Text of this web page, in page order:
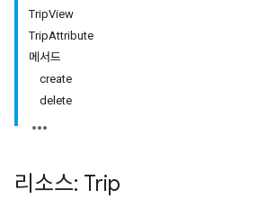
TripView
TripAttribute
메서드
create
delete
리소스: Trip